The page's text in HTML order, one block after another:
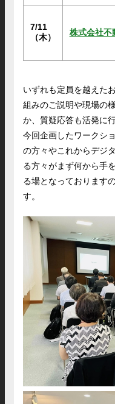
7/11
（木）
株式会社不
いずれも定員を越えた
組みのご説明や現場の
か、質疑応答も活発に
今回企画したワークシ
の方々やこれからデジ
る方々がまず何から手
る場となっております
す。